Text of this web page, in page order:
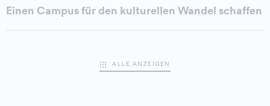
Einen Campus für den kulturellen Wandel schaffen
ALLE ANZEIGEN